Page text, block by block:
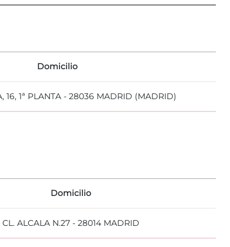
Domicilio
16, 1ª PLANTA - 28036 MADRID (MADRID)
Domicilio
CL. ALCALA N.27 - 28014 MADRID